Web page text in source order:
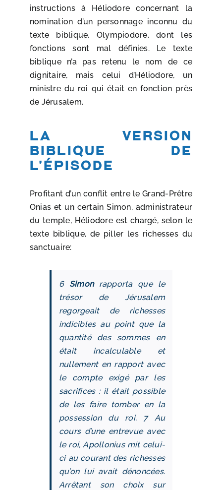
instructions à Héliodore concernant la
nomination d’un personnage inconnu du
texte biblique, Olympiodore, dont les
fonctions sont mal définies. Le texte
biblique n’a pas retenu le nom de ce
dignitaire, mais celui d’Héliodore, un
ministre du roi qui était en fonction près
de Jérusalem.
La version
biblique de
l’épisode
Profitant d’un conflit entre le Grand-Prêtre
Onias et un certain Simon, administrateur
du temple, Héliodore est chargé, selon le
texte biblique, de piller les richesses du
sanctuaire:
6 Simonrapporta que le
trésor de Jérusalem
regorgeait de richesses
indicibles au point que la
quantité des sommes en
était incalculable et
nullement en rapport avec
le compte exigé par les
sacrifices : il était possible
de les faire tomber en la
possession du roi. 7 Au
cours d’une entrevue avec
le roi, Apollonius mit celui-
ci au courant des richesses
qu’on lui avait dénoncées.
Arrêtant son choix sur